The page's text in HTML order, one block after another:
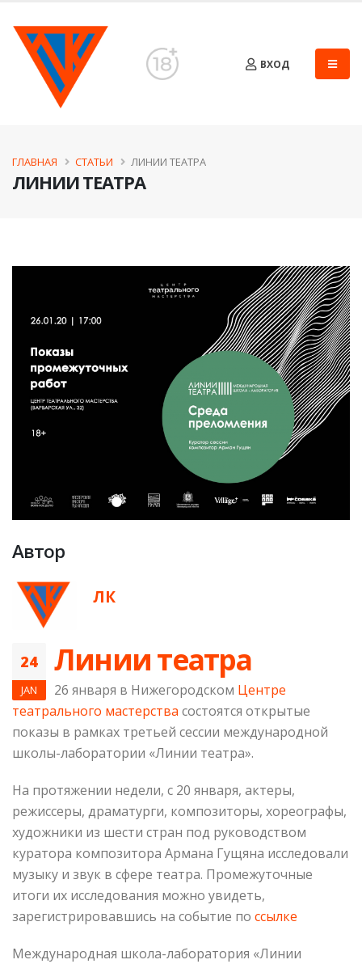
ВХОД
ЛИНИИ ТЕАТРА
ГЛАВНАЯ СТАТЬИ ЛИНИИ ТЕАТРА
Автор
ЛК
24
JAN
Линии театра
26 января в Нижегородском Центре
театрального мастерства состоятся открытые
показы в рамках третьей сессии международной
школы-лаборатории «Линии театра».
На протяжении недели, с 20 января, актеры,
режиссеры, драматурги, композиторы, хореографы,
художники из шести стран под руководством
куратора композитора Армана Гущяна исследовали
музыку и звук в сфере театра. Промежуточные
итоги их исследования можно увидеть,
зарегистрировавшись на событие по ссылке
Международная школа-лаборатория «Линии